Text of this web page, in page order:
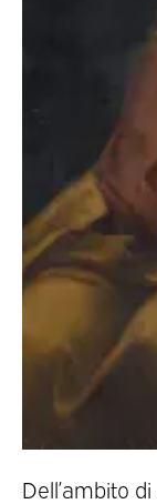
Dell’ambito di